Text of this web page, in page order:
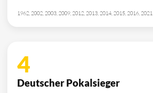
1962, 2002, 2003, 2009, 2012, 2013, 2014, 2015, 2016, 2021
4
Deutscher Pokalsieger